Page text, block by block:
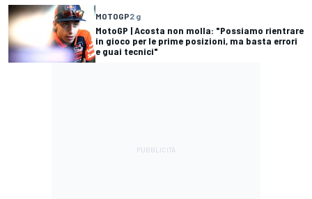
MOTOGP2 g
MotoGP | Acosta non molla: "Possiamo rientrare
in gioco per le prime posizioni, ma basta errori
e guai tecnici"